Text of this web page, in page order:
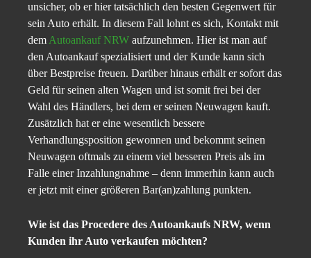
unsicher, ob er hier tatsächlich den besten Gegenwert für
sein Auto erhält. In diesem Fall lohnt es sich, Kontakt mit
dem Autoankauf NRW aufzunehmen. Hier ist man auf
den Autoankauf spezialisiert und der Kunde kann sich
über Bestpreise freuen. Darüber hinaus erhält er sofort das
Geld für seinen alten Wagen und ist somit frei bei der
Wahl des Händlers, bei dem er seinen Neuwagen kauft.
Zusätzlich hat er eine wesentlich bessere
Verhandlungsposition gewonnen und bekommt seinen
Neuwagen oftmals zu einem viel besseren Preis als im
Falle einer Inzahlungnahme – denn immerhin kann auch
er jetzt mit einer größeren Bar(an)zahlung punkten.
Wie ist das Procedere des Autoankaufs NRW, wenn
Kunden ihr Auto verkaufen möchten?